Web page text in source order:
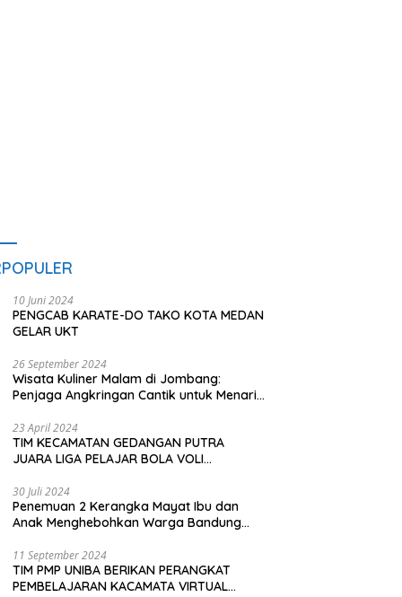
10 Juni 2024
PENGCAB KARATE-DO TAKO KOTA MEDAN
GELAR UKT
26 September 2024
Wisata Kuliner Malam di Jombang:
Penjaga Angkringan Cantik untuk Menarik
23 April 2024
TIM KECAMATAN GEDANGAN PUTRA
JUARA LIGA PELAJAR BOLA VOLI
30 Juli 2024
Penemuan 2 Kerangka Mayat Ibu dan
Anak Menghebohkan Warga Bandung
11 September 2024
TIM PMP UNIBA BERIKAN PERANGKAT
PEMBELAJARAN KACAMATA VIRTUAL